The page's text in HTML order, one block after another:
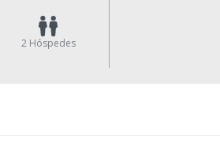
2 Hóspedes